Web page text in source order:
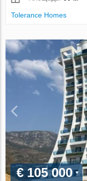
Tolerance Homes
€ 105 000